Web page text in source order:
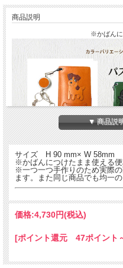
商品説明
※かばん
動物モチーフの本革製パスケースで
もいっしょにお持ち歩きください♪
VANCA(バンカクラフト)「革物語」
期入れ、IDホルダーに。免許証や病
一つていねいに仕上げた国産・ハン
み、革ならではの味がでてきます。
な取り外し可能のロングタイプのひも
干支 子 レ
▼ 商品説
サイズ H 90 mm× W 58mm
※かばんにつけたまま使える
※一つ一つ手作りのため実際
ます。また同じ商品でも均一
価格:4,730円(税込)
[ポイント還元 47ポイント